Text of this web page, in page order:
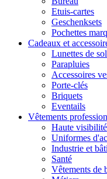
Etuis-cartes
Geschenksets
Pochettes
Cadeaux et
Lunettes de
Parapluies
Accessoires
Porte-clés
Briquets
Eventails
Vêtements
Haute visibilité
Uniformes
Industrie et
Santé
Vêtements de